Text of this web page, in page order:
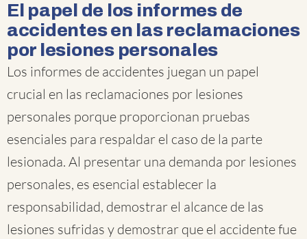
El papel de los informes de
accidentes en las reclamaciones
por lesiones personales
Los informes de accidentes juegan un papel
crucial en las reclamaciones por lesiones
personales porque proporcionan pruebas
esenciales para respaldar el caso de la parte
lesionada. Al presentar una demanda por lesiones
personales, es esencial establecer la
responsabilidad, demostrar el alcance de las
lesiones sufridas y demostrar que el accidente fue